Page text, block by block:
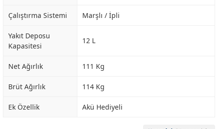
Çalıştırma Sistemi Marşlı / İpli
Yakıt Deposu
Kapasitesi
12 L
Net Ağırlık 111 Kg
Brüt Ağırlık 114 Kg
Ek Özellik Akü Hediyeli